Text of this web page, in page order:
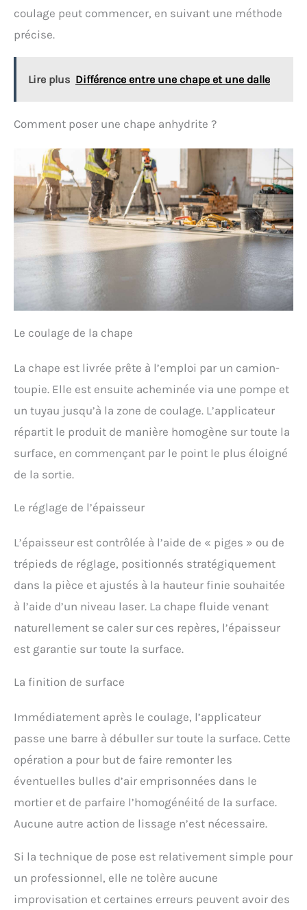
coulage peut commencer, en suivant une méthode
précise.
Lire plus Différence entre une chape et une dalle
Comment poser une chape anhydrite ?
Le coulage de la chape
La chape est livrée prête à l’emploi par un camion-
toupie. Elle est ensuite acheminée via une pompe et
un tuyau jusqu’à la zone de coulage. L’applicateur
répartit le produit de manière homogène sur toute la
surface, en commençant par le point le plus éloigné
de la sortie.
Le réglage de l’épaisseur
L’épaisseur est contrôlée à l’aide de « piges » ou de
trépieds de réglage, positionnés stratégiquement
dans la pièce et ajustés à la hauteur finie souhaitée
à l’aide d’un niveau laser. La chape fluide venant
naturellement se caler sur ces repères, l’épaisseur
est garantie sur toute la surface.
La finition de surface
Immédiatement après le coulage, l’applicateur
passe une barre à débuller sur toute la surface. Cette
opération a pour but de faire remonter les
éventuelles bulles d’air emprisonnées dans le
mortier et de parfaire l’homogénéité de la surface.
Aucune autre action de lissage n’est nécessaire.
Si la technique de pose est relativement simple pour
un professionnel, elle ne tolère aucune
improvisation et certaines erreurs peuvent avoir des